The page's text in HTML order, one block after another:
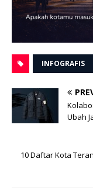
INFOGRAFIS
Ubah
10 Daftar Kota